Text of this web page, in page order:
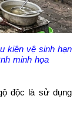
kiện vệ sinh hạn
minh họa
độc là sử dụng